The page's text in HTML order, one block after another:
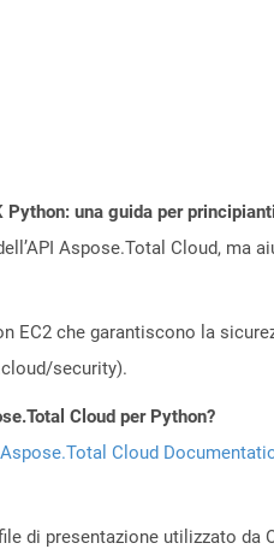
Python: una guida per principianti
Aspose.Total Cloud, ma
EC2 che garantiscono la
security).
Cloud per Python?
Aspose.Total Cloud
di presentazione utilizzato da